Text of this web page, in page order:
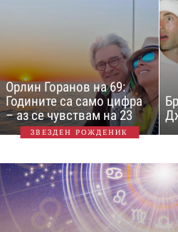
Орлин Горанов на 69:
Годините са само цифра
– аз се чувствам на 23
ЗВЕЗДЕН РОЖДЕНИК